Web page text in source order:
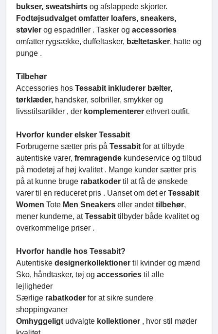
bukser, sweatshirts og afslappede skjorter.
Fodtøjsudvalget omfatter loafers, sneakers,
støvler og espadriller . Tasker og accessories
omfatter rygsække, duffeltasker, bæltetasker, hatte og
punge .
Tilbehør
Accessories hos Tessabit inkluderer bælter,
tørklæder, handsker, solbriller, smykker og
livsstilsartikler , der komplementerer ethvert outfit.
Hvorfor kunder elsker Tessabit
Forbrugerne sætter pris på Tessabit for at tilbyde
autentiske varer, fremragende kundeservice og tilbud
på modetøj af høj kvalitet . Mange kunder sætter pris
på at kunne bruge rabatkoder til at få de ønskede
varer til en reduceret pris . Uanset om det er Tessabit
Women Tote Men Sneakers eller andettilbehør,
mener kunderne, atTessabit tilbyder både kvalitet og
overkommelige priser .
Hvorfor handle hos Tessabit?
Autentiske designerkollektioner til kvinder og mænd
Sko, håndtasker, tøj og accessories til alle
lejligheder
Særlige rabatkoder for at sikre sundere
shoppingvaner
Omhyggeligt udvalgte kollektioner , hvor stil møder